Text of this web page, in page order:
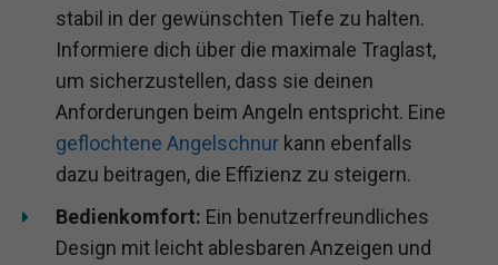
stabil in der gewünschten Tiefe zu halten.
Informiere dich über die maximale Traglast,
um sicherzustellen, dass sie deinen
Anforderungen beim Angeln entspricht. Eine
geflochtene Angelschnur kann ebenfalls
dazu beitragen, die Effizienz zu steigern.
Bedienkomfort: Ein benutzerfreundliches
Design mit leicht ablesbaren Anzeigen und